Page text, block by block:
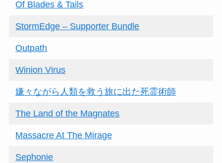
Of Blades & Tails
StormEdge – Supporter Bundle
Outpath
Winion Virus
嫌々ながら人類を救う旅に出た死霊術師
The Land of the Magnates
Massacre At The Mirage
Sephonie